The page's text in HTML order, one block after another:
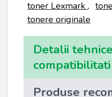
toner Lexmark ,
tonere originale
Detalii
compatibilitati
Produse